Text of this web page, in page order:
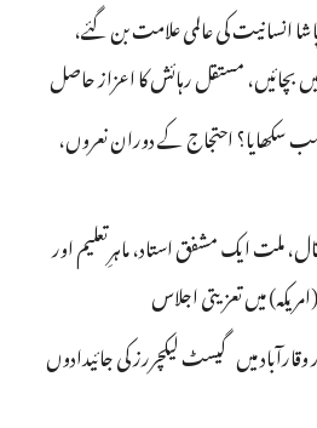
انسانیت کی عالمی علامت بن گئے،
بچائیں، مستقل رہائش کا اعزاز حاصل
احتجاج کے دوران نعروں،
ملت ایک مشفق استاد، ماہرِتعلیم اور
میں تعزیتی اجلاس
میں گیسٹ لیکچررز کی جائیدادوں